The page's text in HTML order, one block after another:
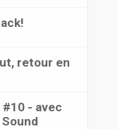
retour en
#10 - avec